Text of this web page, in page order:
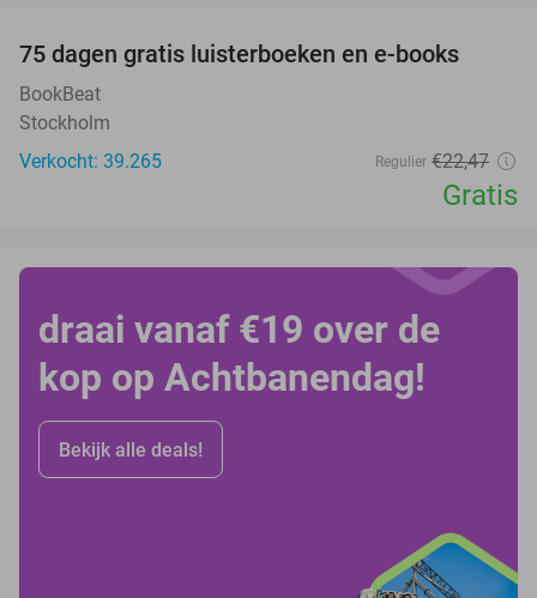
75 dagen gratis luisterboeken en e-books
BookBeat
Stockholm
Verkocht: 39.265
Regulier €22,47
Gratis
draai vanaf €19 over de
kop op Achtbanendag!
Bekijk alle deals!